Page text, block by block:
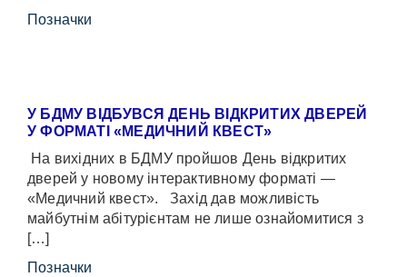
Позначки
У БДМУ ВІДБУВСЯ ДЕНЬ ВІДКРИТИХ ДВЕРЕЙ
У ФОРМАТІ «МЕДИЧНИЙ КВЕСТ»
На вихідних в БДМУ пройшов День відкритих
дверей у новому інтерактивному форматі —
«Медичний квест». Захід дав можливість
майбутнім абітурієнтам не лише ознайомитися з
[…]
Позначки